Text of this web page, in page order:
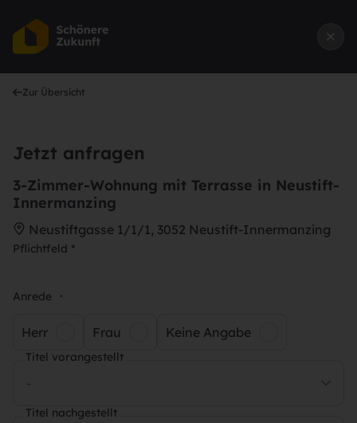
Zur Übersicht
Jetzt anfragen
3-Zimmer-Wohnung mit Terrasse in Neustift-
Innermanzing
Neustiftgasse 1/1/1, 3052 Neustift-Innermanzing
Pflichtfeld *
Anrede *
Herr Frau Keine Angabe
Titel vorangestellt
Titel nachgestellt